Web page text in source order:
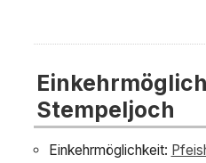
Stempeljoch
Einkehrmöglichkeit: